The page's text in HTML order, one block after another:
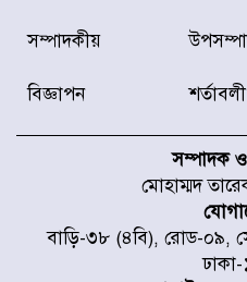
হারিয়ে
ফিরিয়ে
স্মৃতি
সম্পাদকীয়
বিজ্ঞাপন শর্তাবলী
সম্পাদক
মোহাম্মদ
বাড়ি-৩৮ (৪বি), রোড-০৯,